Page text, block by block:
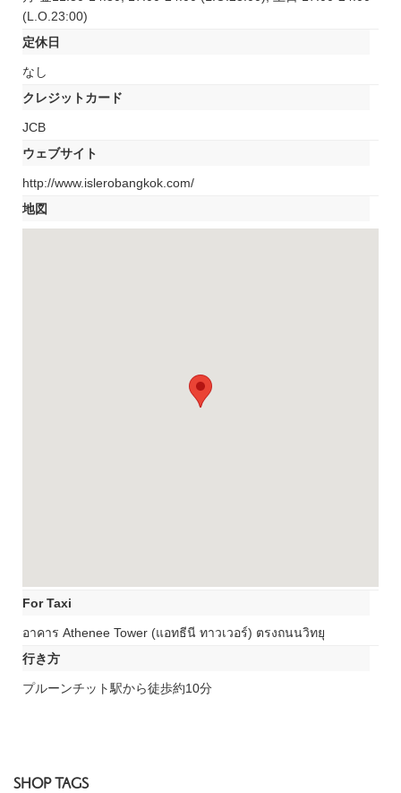
(L.O.23:00)
定休日
なし
クレジットカード
JCB
ウェブサイト
http://www.islerobangkok.com/
地図
For Taxi
อาคาร Athenee Tower (แอทธีนี ทาวเวอร์) ตรงถนนวิทยุ
行き方
プルーンチット駅から徒歩約10分
SHOP TAGS